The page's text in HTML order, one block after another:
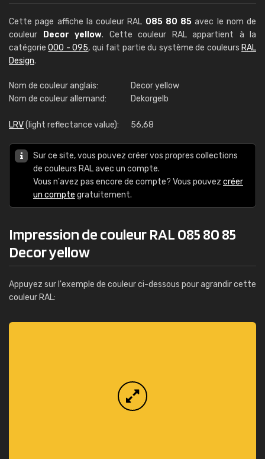
Cette page affiche la couleur RAL 085 80 85 avec le nom de
couleur
Decor yellow. Cette couleur RAL appartient à la
catégorie000 - 095, qui fait partie du système de couleurs RAL
Design.
Nom de couleur anglais:
Decor yellow
Nom de couleur allemand:
Dekorgelb
LRV(light reflectance value): 56,68
Sur ce site, vous pouvez créer vos propres collections
de couleurs RAL avec un compte.
Vous n'avez pas encore de compte? Vous pouvez créer
un compte gratuitement.
Impression de couleur RAL 085 80 85
Decor yellow
Appuyez sur l'exemple de couleur ci-dessous pour agrandir cette
couleur RAL: